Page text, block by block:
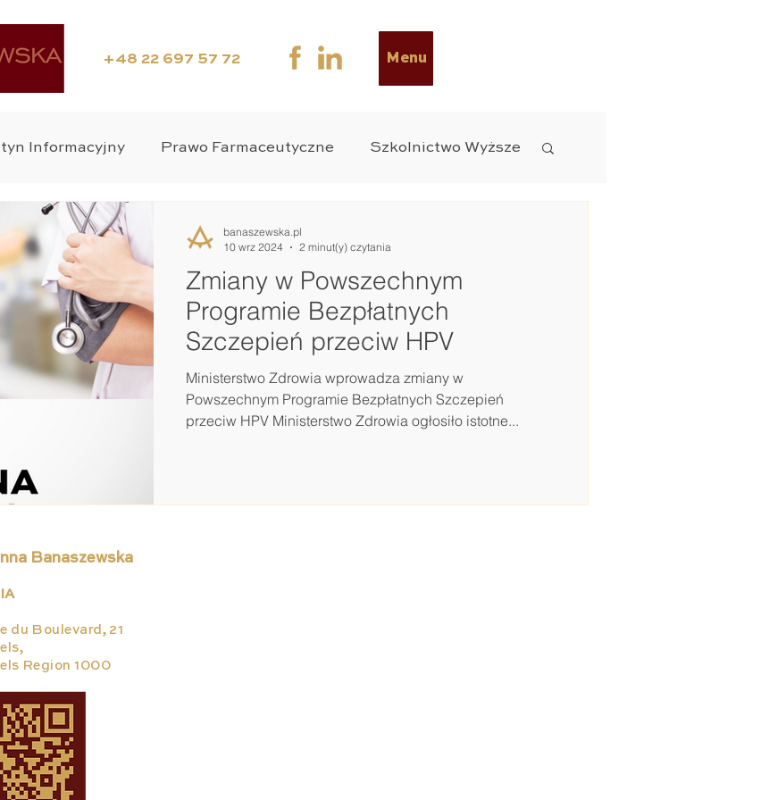
+48 22 697 57 72 Menu
Informacyjny Prawo Farmaceutyczne Szkolnictwo Wyższe
Media
Zdrowie Publiczne Wyroby Medyczne
Zmiany w Powszechnym
Programie Bezpłatnych
Szczepień przeciw HPV
Ministerstwo Zdrowia wprowadza zmiany w
Powszechnym Programie Bezpłatnych Szczepień
przeciw HPV Ministerstwo Zdrowia ogłosiło istotne...
banaszewska.pl
10 wrz 2024
2 minut(y) czytania
du Boulevard, 21
Region 1000
Banaszewska